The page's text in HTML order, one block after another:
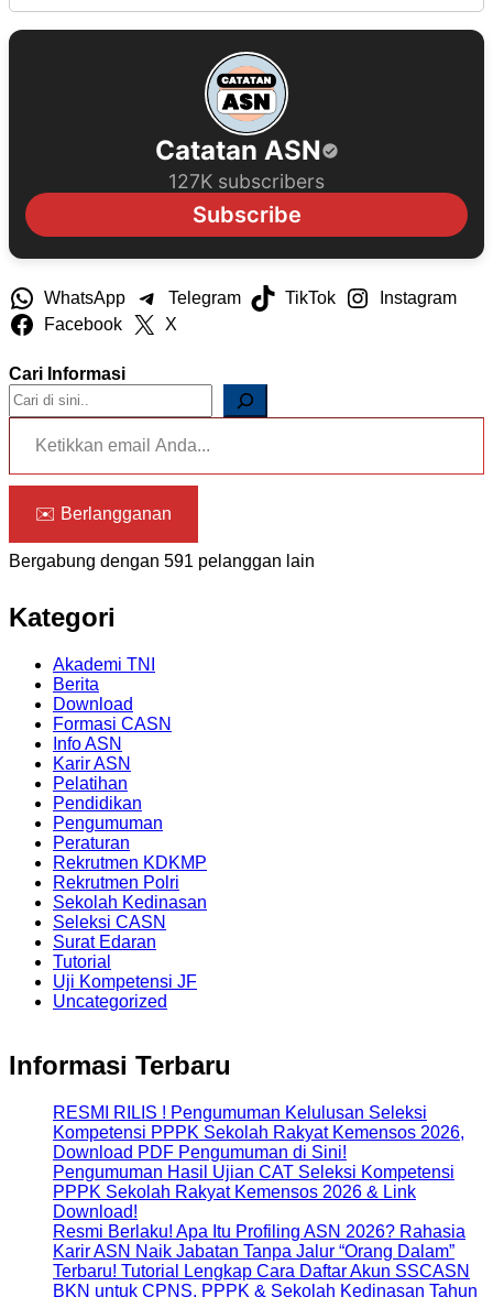
Catatan ASN
127K subscribers
Subscribe
WhatsApp Telegram TikTok
Instagram
Facebook
X
Cari Informasi
Ketikkan email Anda...
✉️ Berlangganan
Bergabung dengan 591 pelanggan lain
Kategori
Akademi TNI
Berita
Download
Formasi CASN
Info ASN
Karir ASN
Pelatihan
Pendidikan
Pengumuman
Peraturan
Rekrutmen KDKMP
Rekrutmen Polri
Sekolah Kedinasan
Seleksi CASN
Surat Edaran
Tutorial
Uji Kompetensi JF
Uncategorized
Informasi Terbaru
RESMI RILIS ! Pengumuman Kelulusan Seleksi
Kompetensi PPPK Sekolah Rakyat Kemensos 2026,
Download PDF Pengumuman di Sini!
Pengumuman Hasil Ujian CAT Seleksi Kompetensi
PPPK Sekolah Rakyat Kemensos 2026 & Link
Download!
Resmi Berlaku! Apa Itu Profiling ASN 2026? Rahasia
Karir ASN Naik Jabatan Tanpa Jalur “Orang Dalam”
Terbaru! Tutorial Lengkap Cara Daftar Akun SSCASN
BKN untuk CPNS, PPPK & Sekolah Kedinasan Tahun